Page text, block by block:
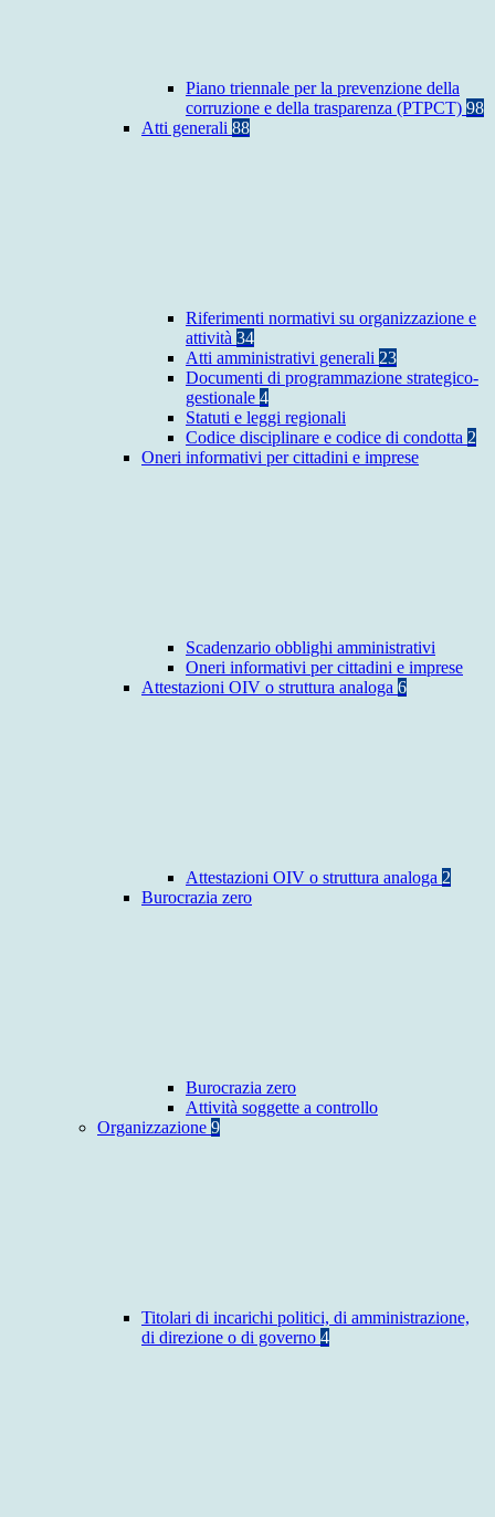
Piano triennale per la prevenzione della
corruzione e della trasparenza (PTPCT) 98
Atti generali 88
Riferimenti normativi su organizzazione e
attività 34
Atti amministrativi generali 23
Documenti di programmazione strategico-
gestionale 4
Statuti e leggi regionali
Codice disciplinare e codice di condotta 2
Oneri informativi per cittadini e imprese
Scadenzario obblighi amministrativi
Oneri informativi per cittadini e imprese
Attestazioni OIV o struttura analoga 6
Attestazioni OIV o struttura analoga 2
Burocrazia zero
Burocrazia zero
Attività soggette a controllo
Organizzazione 9
Titolari di incarichi politici, di amministrazione,
di direzione o di governo 4